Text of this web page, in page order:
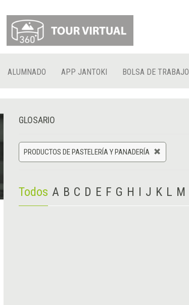
ALUMNADO APP JANTOKI BOLSA DE TRABAJO
GLOSARIO
PRODUCTOS DE PASTELERÍA Y PANADERÍA
Todos A B C D E F G H I J K L M